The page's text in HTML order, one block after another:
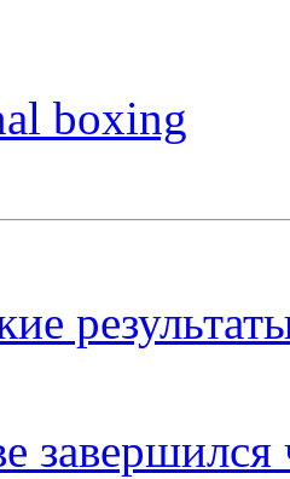
boxing
завершился